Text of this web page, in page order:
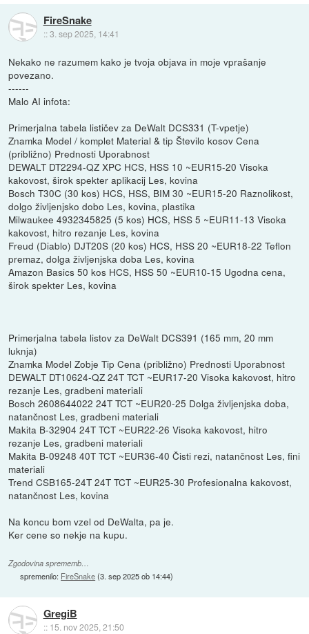
FireSnake
::3. sep 2025, 14:41
Nekako ne razumem kako je tvoja objava in moje vprašanje
povezano.
------
Malo AI infota:
Primerjalna tabela lističev za DeWalt DCS331 (T-vpetje)
Znamka Model / komplet Material & tip Število kosov Cena
(približno) Prednosti Uporabnost
DEWALT DT2294-QZ XPC HCS, HSS 10 ~EUR15-20 Visoka
kakovost, širok spekter aplikacij Les, kovina
Bosch T30C (30 kos) HCS, HSS, BIM 30 ~EUR15-20 Raznolikost,
dolgo življenjsko dobo Les, kovina, plastika
Milwaukee 4932345825 (5 kos) HCS, HSS 5 ~EUR11-13 Visoka
kakovost, hitro rezanje Les, kovina
Freud (Diablo) DJT20S (20 kos) HCS, HSS 20 ~EUR18-22 Teflon
premaz, dolga življenjska doba Les, kovina
Amazon Basics 50 kos HCS, HSS 50 ~EUR10-15 Ugodna cena,
širok spekter Les, kovina
Primerjalna tabela listov za DeWalt DCS391 (165 mm, 20 mm
luknja)
Znamka Model Zobje Tip Cena (približno) Prednosti Uporabnost
DEWALT DT10624-QZ 24T TCT ~EUR17-20 Visoka kakovost, hitro
rezanje Les, gradbeni materiali
Bosch 2608644022 24T TCT ~EUR20-25 Dolga življenjska doba,
natančnost Les, gradbeni materiali
Makita B-32904 24T TCT ~EUR22-26 Visoka kakovost, hitro
rezanje Les, gradbeni materiali
Makita B-09248 40T TCT ~EUR36-40 Čisti rezi, natančnost Les, fini
materiali
Trend CSB165-24T 24T TCT ~EUR25-30 Profesionalna kakovost,
natančnost Les, kovina
Na koncu bom vzel od DeWalta, pa je.
Ker cene so nekje na kupu.
Zgodovina sprememb…
spremenilo: FireSnake(3. sep 2025 ob 14:44)
GregiB
:: 15. nov 2025, 21:50